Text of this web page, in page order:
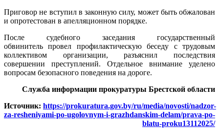
Приговор не вступил в законную силу, может быть обжалован
и опротестован в апелляционном порядке.
После судебного заседания государственный
обвинитель провел профилактическую беседу с трудовым
коллективом организации, разъяснил последствия
совершении преступлений. Отдельное внимание уделено
вопросам безопасного поведения на дороге.
Служба информации прокуратуры Брестской области
Источник: https://prokuratura.gov.by/ru/media/novosti/nadzor-
za-resheniyami-po-ugolovnym-i-grazhdanskim-delam/prava-po-
blatu-proku13112025/